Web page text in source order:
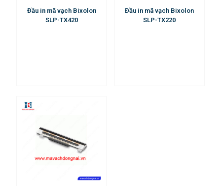
Đầu in mã vạch Bixolon
SLP-TX420
Đầu in mã vạch Bixolon
SLP-TX220